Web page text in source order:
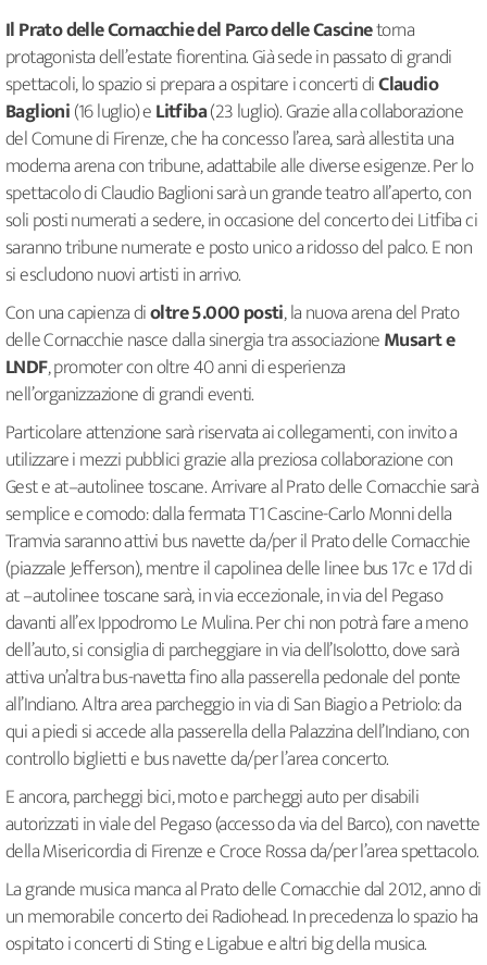
Il Prato delle Cornacchie del Parco delle Cascinetorna
protagonista dell’estate fiorentina. Già sede in passato di grandi
spettacoli, lo spazio si prepara a ospitare i concerti diClaudio
Baglioni(16 luglio) eLitfiba(23 luglio). Grazie alla collaborazione
del Comune di Firenze, che ha concesso l’area, sarà allestita una
moderna arena con tribune, adattabile alle diverse esigenze. Per lo
spettacolo di Claudio Baglioni sarà un grande teatro all’aperto, con
soli posti numerati a sedere, in occasione del concerto dei Litfiba ci
saranno tribune numerate e posto unico a ridosso del palco. E non
si escludono nuovi artisti in arrivo.
Con una capienza dioltre 5.000 posti, la nuova arena del Prato
delle Cornacchie nasce dalla sinergia tra associazioneMusart e
LNDF, promoter con oltre 40 anni di esperienza
nell’organizzazione di grandi eventi.
Particolare attenzione sarà riservata ai collegamenti, con invito a
utilizzare i mezzi pubblici grazie alla preziosa collaborazione con
Gest e at–autolinee toscane. Arrivare al Prato delle Cornacchie sarà
semplice e comodo: dalla fermata T1 Cascine-Carlo Monni della
Tramvia saranno attivi bus navette da/per il Prato delle Cornacchie
(piazzale Jefferson), mentre il capolinea delle linee bus 17c e 17d di
at –autolinee toscane sarà, in via eccezionale, in via del Pegaso
davanti all’ex Ippodromo Le Mulina. Per chi non potrà fare a meno
dell’auto, si consiglia di parcheggiare in via dell’Isolotto, dove sarà
attiva un’altra bus-navetta fino alla passerella pedonale del ponte
all’Indiano. Altra area parcheggio in via di San Biagio a Petriolo: da
qui a piedi si accede alla passerella della Palazzina dell’Indiano, con
controllo biglietti e bus navette da/per l’area concerto.
E ancora, parcheggi bici, moto e parcheggi auto per disabili
autorizzati in viale del Pegaso (accesso da via del Barco), con navette
della Misericordia di Firenze e Croce Rossa da/per l’area spettacolo.
La grande musica manca al Prato delle Cornacchie dal 2012, anno di
un memorabile concerto dei Radiohead. In precedenza lo spazio ha
ospitato i concerti di Sting e Ligabue e altri big della musica.